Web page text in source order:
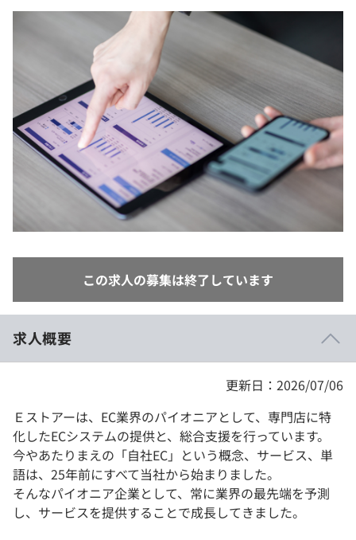
新卒エージェント
イベント・セミナー
インタビュー
就活成功ガイド
リファレンス
プラン
個人向けプラン
学校向けプラン
再チャレンジ結果一覧
Tech Team Journal
note
この求人の募集は終了しています
求人概要
更新日：2026/07/06
Ｅストアーは、EC業界のパイオニアとして、専門店に特
化したECシステムの提供と、総合支援を行っています。
今やあたりまえの「自社EC」という概念、サービス、単
語は、25年前にすべて当社から始まりました。
そんなパイオニア企業として、常に業界の最先端を予測
し、サービスを提供することで成⻑してきました。